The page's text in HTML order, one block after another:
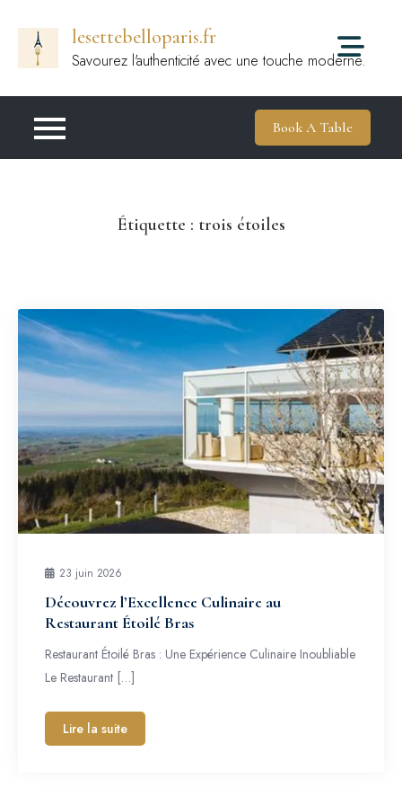
contenu
lesettebelloparis.fr
Savourez l'authenticité avec une touche moderne.
Book A Table
Étiquette : trois étoiles
23 juin 2026
Découvrez l’Excellence Culinaire au
Restaurant Étoilé Bras
Restaurant Étoilé Bras : Une Expérience Culinaire Inoubliable
Le Restaurant […]
Lire la suite